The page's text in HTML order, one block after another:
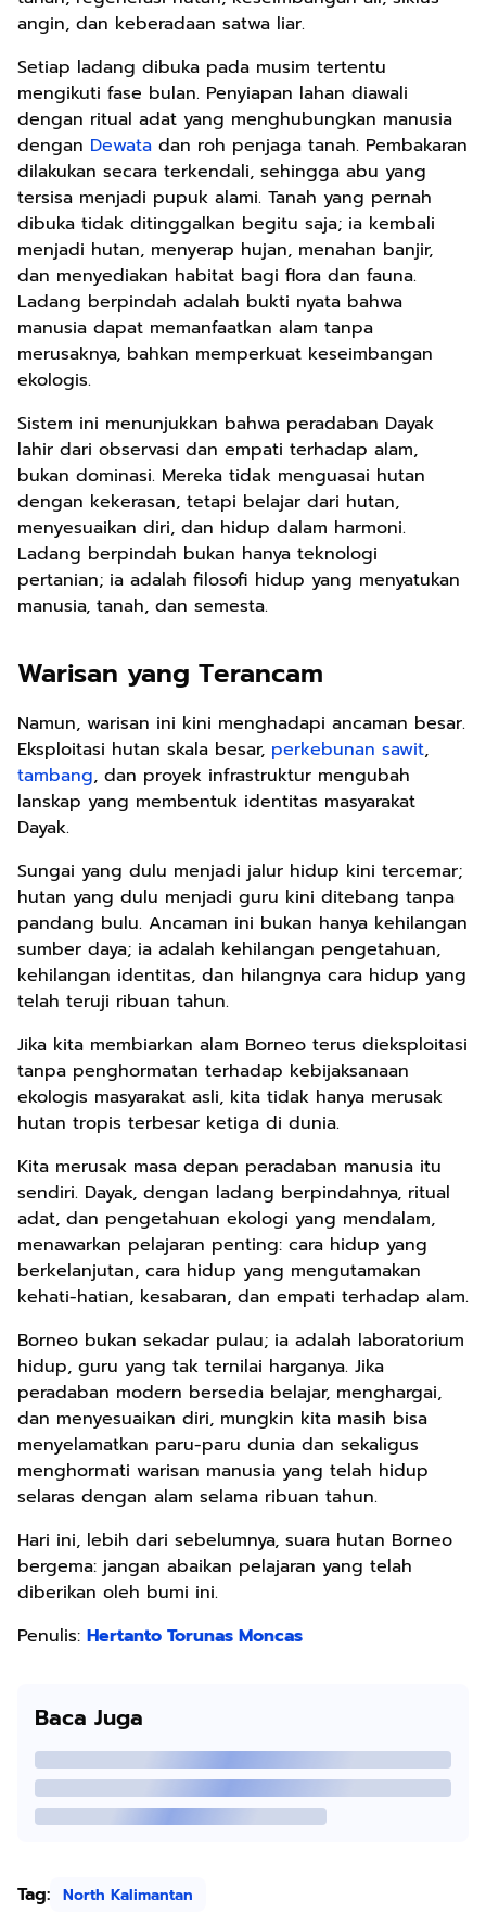
angin, dan keberadaan satwa liar.
Setiap ladang dibuka pada musim tertentu
mengikuti fase bulan. Penyiapan lahan diawali
dengan ritual adat yang menghubungkan manusia
dengan Dewata dan roh penjaga tanah. Pembakaran
dilakukan secara terkendali, sehingga abu yang
tersisa menjadi pupuk alami. Tanah yang pernah
dibuka tidak ditinggalkan begitu saja; ia kembali
menjadi hutan, menyerap hujan, menahan banjir,
dan menyediakan habitat bagi flora dan fauna.
Ladang berpindah adalah bukti nyata bahwa
manusia dapat memanfaatkan alam tanpa
merusaknya, bahkan memperkuat keseimbangan
ekologis.
Sistem ini menunjukkan bahwa peradaban Dayak
lahir dari observasi dan empati terhadap alam,
bukan dominasi. Mereka tidak menguasai hutan
dengan kekerasan, tetapi belajar dari hutan,
menyesuaikan diri, dan hidup dalam harmoni.
Ladang berpindah bukan hanya teknologi
pertanian; ia adalah filosofi hidup yang menyatukan
manusia, tanah, dan semesta.
Warisan yang Terancam
Namun, warisan ini kini menghadapi ancaman besar.
Eksploitasi hutan skala besar, perkebunan sawit,
tambang, dan proyek infrastruktur mengubah
lanskap yang membentuk identitas masyarakat
Dayak.
Sungai yang dulu menjadi jalur hidup kini tercemar;
hutan yang dulu menjadi guru kini ditebang tanpa
pandang bulu. Ancaman ini bukan hanya kehilangan
sumber daya; ia adalah kehilangan pengetahuan,
kehilangan identitas, dan hilangnya cara hidup yang
telah teruji ribuan tahun.
Jika kita membiarkan alam Borneo terus dieksploitasi
tanpa penghormatan terhadap kebijaksanaan
ekologis masyarakat asli, kita tidak hanya merusak
hutan tropis terbesar ketiga di dunia.
Kita merusak masa depan peradaban manusia itu
sendiri. Dayak, dengan ladang berpindahnya, ritual
adat, dan pengetahuan ekologi yang mendalam,
menawarkan pelajaran penting: cara hidup yang
berkelanjutan, cara hidup yang mengutamakan
kehati-hatian, kesabaran, dan empati terhadap alam.
Borneo bukan sekadar pulau; ia adalah laboratorium
hidup, guru yang tak ternilai harganya. Jika
peradaban modern bersedia belajar, menghargai,
dan menyesuaikan diri, mungkin kita masih bisa
menyelamatkan paru-paru dunia dan sekaligus
menghormati warisan manusia yang telah hidup
selaras dengan alam selama ribuan tahun.
Hari ini, lebih dari sebelumnya, suara hutan Borneo
bergema: jangan abaikan pelajaran yang telah
diberikan oleh bumi ini.
Penulis: Hertanto Torunas Moncas
Baca Juga
Tag: North Kalimantan